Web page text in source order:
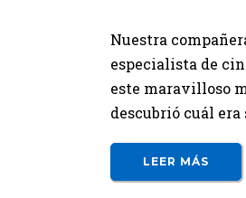
Nuestra
especialista de
este maravilloso
descubrió cuál era
LEER MÁS